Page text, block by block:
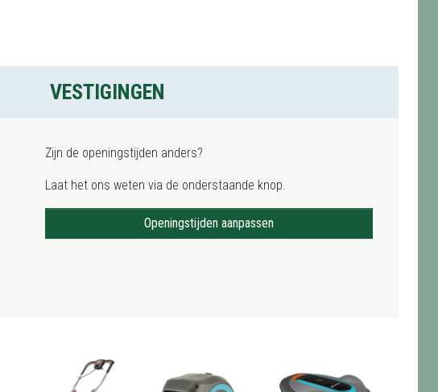
VESTIGINGEN
Zijn de openingstijden anders?
Laat het ons weten via de onderstaande knop.
Openingstijden aanpassen